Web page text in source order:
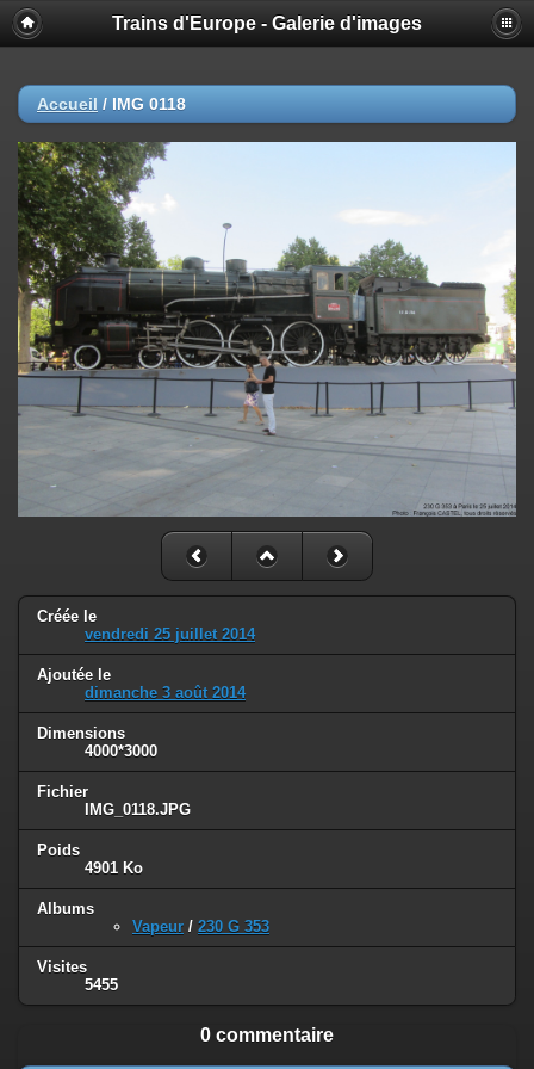
Trains d'Europe - Galerie d'images
Accueil / IMG 0118
Créée le
vendredi 25 juillet 2014
Ajoutée le
dimanche 3 août 2014
Dimensions
4000*3000
Fichier
IMG_0118.JPG
Poids
4901 Ko
Albums
Vapeur / 230 G 353
Visites
5455
0 commentaire